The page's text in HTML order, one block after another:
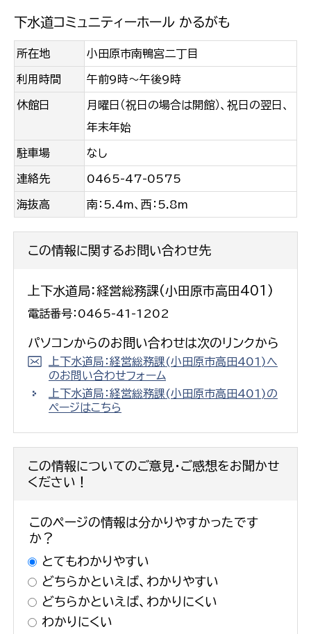
下水道コミュニティーホール かるがも
所在地 小田原市南鴨宮二丁目
利用時間 午前9時～午後9時
休館日
月曜日（祝日の場合は開館）、祝日の翌日、
年末年始
駐車場 なし
連絡先 0465-47-0575
海抜高 南：5.4m、西：5.8m
この情報に関するお問い合わせ先
上下水道局：経営総務課(小田原市高田401)
電話番号：0465-41-1202
パソコンからのお問い合わせは次のリンクから
上下水道局：経営総務課(小田原市高田401)へ
のお問い合わせフォーム
上下水道局：経営総務課(小田原市高田401)の
ページはこちら
この情報についてのご意見・ご感想をお聞かせ
ください！
このページの情報は分かりやすかったです
か？
とてもわかりやすい
どちらかといえば、わかりやすい
どちらかといえば、わかりにくい
わかりにくい